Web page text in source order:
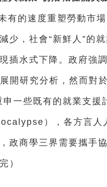
有的速度重塑勞動市
少，社會“新鮮人”的
插水式下降。政府強
開研究分析，然而對
一些既有的就業支援
），各方言人
政商學三界需要攜手
）